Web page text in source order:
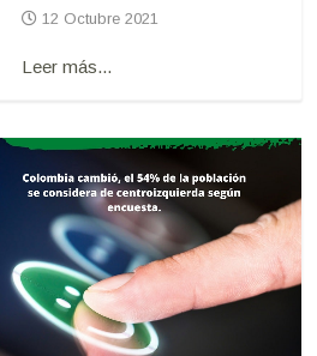
12 Octubre 2021
Leer más...